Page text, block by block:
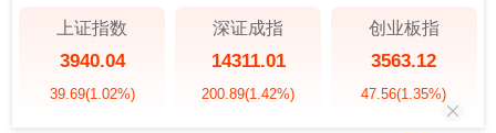
上证指数
3940.04
39.69(1.02%)
深证成指
14311.01
200.89(1.42%)
创业板指
3563.12
47.56(1.35%)